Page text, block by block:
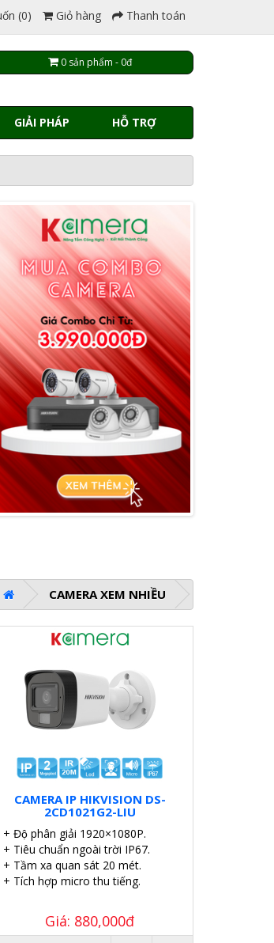
(0) Giỏ hàng Thanh toán
0 sản phẩm - 0đ
GIẢI PHÁP HỖ TRỢ
CAMERA XEM NHIỀU
CAMERA IP HIKVISION DS-
2CD1021G2-LIU
+ Độ phân giải 1920×1080P.
+ Tiêu chuẩn ngoài trời IP67.
+ Tầm xa quan sát 20 mét.
+ Tích hợp micro thu tiếng.
Giá: 880,000đ